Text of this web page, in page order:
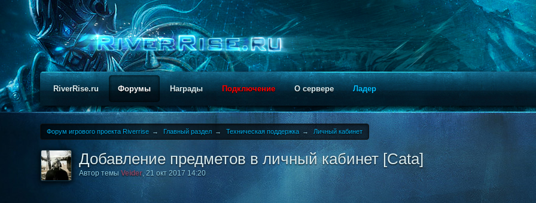
RiverRise.ru Форумы Награды Подключение О сервере Ладер
Форум игрового проекта Riverrise → Главный раздел → Техническая поддержка → Личный кабинет
Добавление предметов в личный кабинет [Cata]
Автор темыVeider,21 окт 2017 14:20